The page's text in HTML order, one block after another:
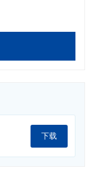
下载